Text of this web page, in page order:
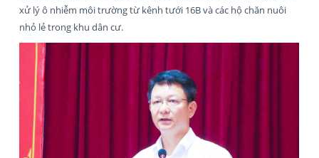
xử lý ô nhiễm môi trường từ kênh tưới 16B và các hộ chăn nuôi
nhỏ lẻ trong khu dân cư.